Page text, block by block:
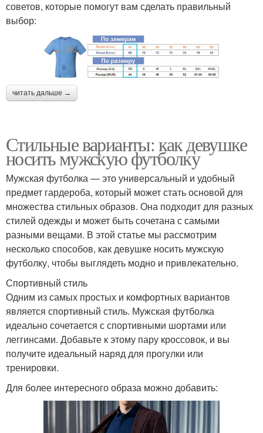
советов, которые помогут вам сделать правильный
выбор:
читать дальше →
Стильные варианты: как девушке
носить мужскую футболку
Мужская футболка — это универсальный и удобный
предмет гардероба, который может стать основой для
множества стильных образов. Она подходит для разных
стилей одежды и может быть сочетана с самыми
разными вещами. В этой статье мы рассмотрим
несколько способов, как девушке носить мужскую
футболку, чтобы выглядеть модно и привлекательно.
Спортивный стиль
Одним из самых простых и комфортных вариантов
является спортивный стиль. Мужская футболка
идеально сочетается с спортивными шортами или
леггинсами. Добавьте к этому пару кроссовок, и вы
получите идеальный наряд для прогулки или
тренировки.
Для более интересного образа можно добавить: